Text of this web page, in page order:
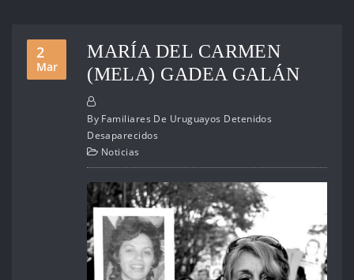
2
Mar
MARÍA DEL CARMEN
(MELA) GADEA GALÁN
By Familiares De Uruguayos Detenidos
Desaparecidos
Noticias